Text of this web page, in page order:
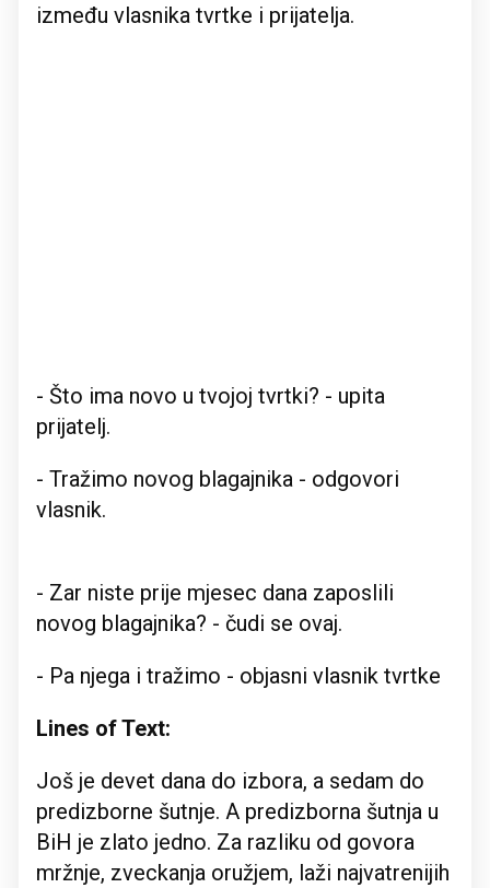
između vlasnika tvrtke i prijatelja.
- Što ima novo u tvojoj tvrtki? - upita
prijatelj.
- Tražimo novog blagajnika - odgovori
vlasnik.
- Zar niste prije mjesec dana zaposlili
novog blagajnika? - čudi se ovaj.
- Pa njega i tražimo - objasni vlasnik tvrtke
Lines of Text:
Još je devet dana do izbora, a sedam do
predizborne šutnje. A predizborna šutnja u
BiH je zlato jedno. Za razliku od govora
mržnje, zveckanja oružjem, laži najvatrenijih